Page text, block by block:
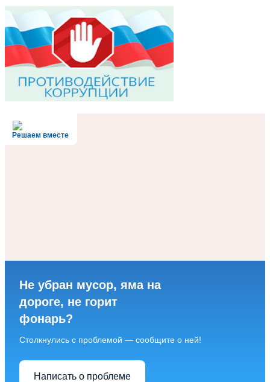
Решаем вместе
Не убран мусор, яма на
дороге, не горит
фонарь?
Столкнулись с проблемой — сообщите о ней!
Написать о проблеме